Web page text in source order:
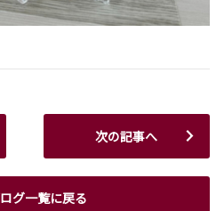
グ一覧に戻る
次の記事へ